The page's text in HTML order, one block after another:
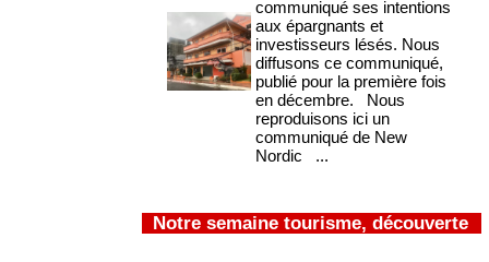
communiqué ses intentions
aux épargnants et
investisseurs lésés. Nous
diffusons ce communiqué,
publié pour la première fois
en décembre. Nous
reproduisons ici un
communiqué de New
Nordic ...
Notre semaine tourisme, découverte